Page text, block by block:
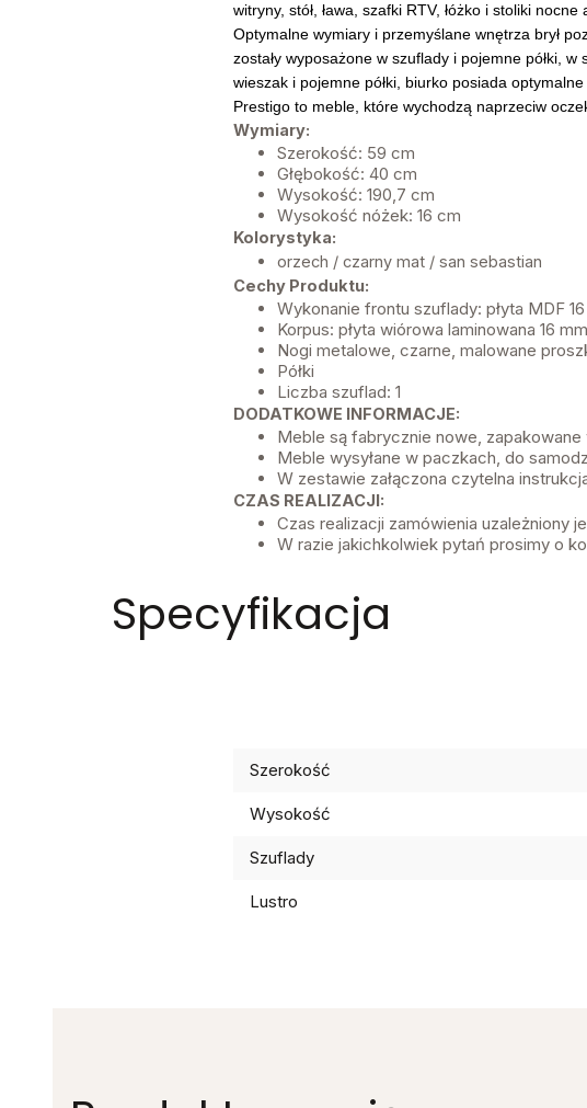
witryny, stół, ława, szafki RTV, łóżko i stoliki
Optymalne wymiary i przemyślane wnętrza brył
zostały wyposażone w szuflady i pojemne półki,
wieszak i pojemne półki, biurko posiada
Prestigo to meble, które wychodzą naprzeciw
Wymiary:
Szerokość: 59 cm
Głębokość: 40 cm
Wysokość: 190,7 cm
Wysokość nóżek: 16 cm
Kolorystyka:
orzech / czarny mat / san sebastian
Cechy Produktu:
Wykonanie frontu szuflady: płyta MDF
Korpus: płyta wiórowa laminowana 16 mm
Nogi metalowe, czarne, malowane
Półki
Liczba szuflad: 1
DODATKOWE INFORMACJE:
Meble są fabrycznie nowe, zapakowane
Meble wysyłane w paczkach, do
W zestawie załączona czytelna
CZAS REALIZACJI:
Czas realizacji zamówienia uzależniony
W razie jakichkolwiek pytań prosimy o
Specyfikacja
Szerokość
Wysokość
Szuflady
Lustro